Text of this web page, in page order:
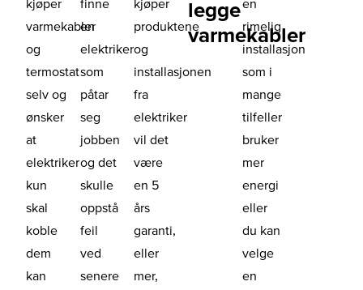
kjøper
varmekabler
og
termostat
selv og
ønsker
at
elektriker
kun
skal
koble
dem
kan
finne
en
elektriker
som
påtar
seg
jobben
og det
skulle
oppstå
feil
ved
senere
kjøper
produktene
og
installasjonen
fra
elektriker
vil det
være
en 5
års
garanti,
eller
mer,
legge
varmekabler
en
rimelig
installasjon
som i
mange
tilfeller
bruker
mer
energi
eller
du kan
velge
en